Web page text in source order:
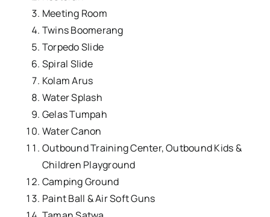
Meeting Room
Twins Boomerang
Torpedo Slide
Spiral Slide
Kolam Arus
Water Splash
Gelas Tumpah
Water Canon
Outbound Training Center, Outbound Kids &
Children Playground
Camping Ground
Paint Ball & Air Soft Guns